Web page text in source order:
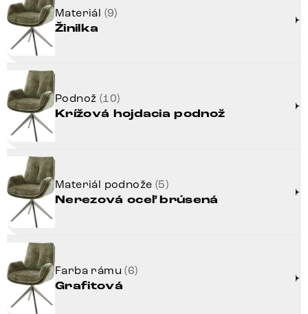
Materiál (9)
Žinilka
Podnož (10)
Krížová hojdacia podnož
Materiál podnože (5)
Nerezová oceľ brúsená
Farba rámu(6)
Grafitová